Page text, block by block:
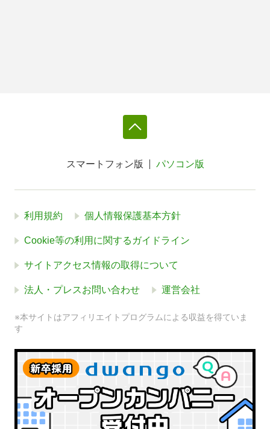
スマートフォン版 パソコン版
利用規約 個人情報保護基本方針
Cookie等の利用に関するガイドライン
サイトアクセス情報の取得について
法人・プレスお問い合わせ 運営会社
※本サイトはアフィリエイトプログラムによる収益を得ていま
す